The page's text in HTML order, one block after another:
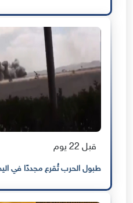
قبل 22 يوم
طبول الحرب تُقرع مجددًا في